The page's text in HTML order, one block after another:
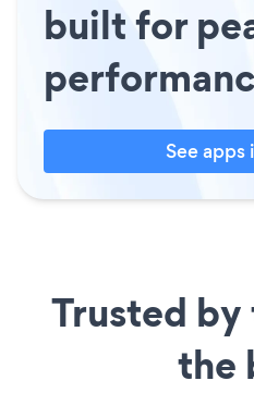
built for
See apps
Trusted
the